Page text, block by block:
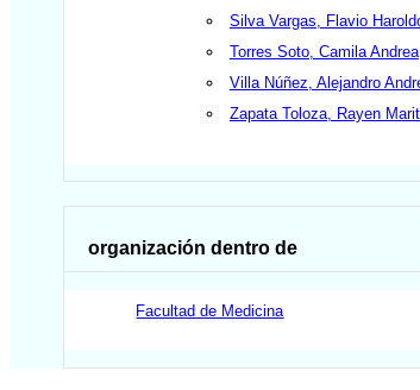
Silva Vargas, Flavio
Torres Soto, Camila Andrea
Villa Núñez, Alejandro
Zapata Toloza, Rayen
organización dentro de
Facultad de Medicina